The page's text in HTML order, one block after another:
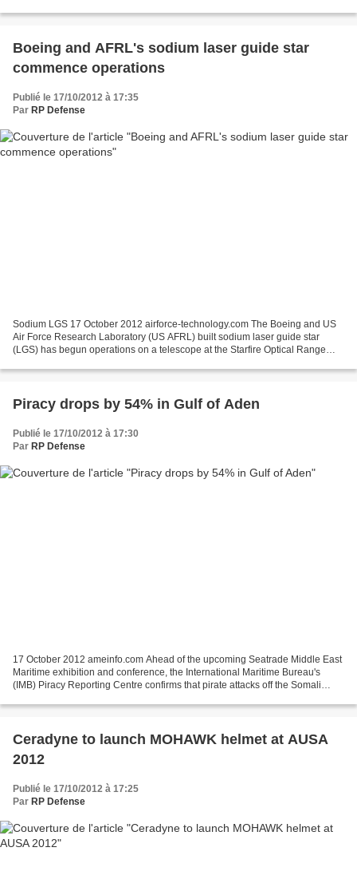
Boeing and AFRL's sodium laser guide star
commence operations
Publié le 17/10/2012 à 17:35
Par RP Defense
Sodium LGS 17 October 2012 airforce-technology.com The Boeing and US
Air Force Research Laboratory (US AFRL) built sodium laser guide star
(LGS) has begun operations on a telescope at the Starfire Optical Range
Piracy drops by 54% in Gulf of Aden
Publié le 17/10/2012 à 17:30
Par RP Defense
17 October 2012 ameinfo.com Ahead of the upcoming Seatrade Middle East
Maritime exhibition and conference, the International Maritime Bureau's
(IMB) Piracy Reporting Centre confirms that pirate attacks off the Somali
Ceradyne to launch MOHAWK helmet at AUSA
2012
Publié le 17/10/2012 à 17:25
Par RP Defense